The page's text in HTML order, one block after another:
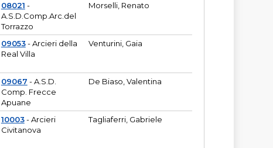
08021 -
A.S.D.Comp.Arc.del
Torrazzo
Morselli, Renato
09053- Arcieri della
Real Villa
Venturini, Gaia
09067 - A.S.D.
Comp. Frecce
Apuane
De Biaso, Valentina
10003- Arcieri
Civitanova
Tagliaferri, Gabriele